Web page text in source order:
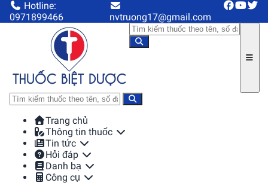
Hotline:
0971899466
nvtruong17@gmail.com
Trang chủ
Thông tin thuốc
Tin tức
Hỏi đáp
Danh bạ
Công cụ